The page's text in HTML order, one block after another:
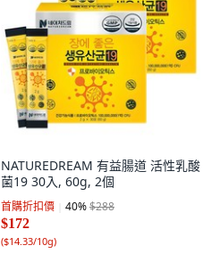
NATUREDREAM 有益腸道 活性乳酸
菌19 30入, 60g, 2個
首購折扣價 40%$288
$172
($14.33/10g)